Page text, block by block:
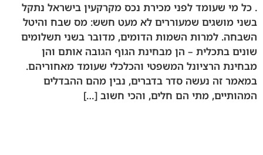
. כל מי שעומד לפני מכירת נכס מקרקעין בישראל נתקל
בשני מושגים שמעוררים לא מעט חשש: מס שבח והיטל
השבחה. למרות השמות הדומים, מדובר בשני תשלומים
שונים בתכלית – הן מבחינת הגוף הגובה אותם והן
מבחינת הרציונל המשפטי והכלכלי שעומד מאחוריהם.
במאמר זה נעשה סדר בדברים, נבין מהם ההבדלים
המהותיים, מתי הם חלים, והכי חשוב […]